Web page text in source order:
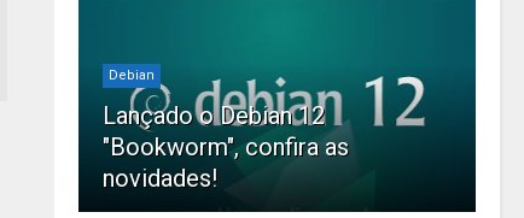
Debian
Lançado o Debian 12
"Bookworm", confira as
novidades!